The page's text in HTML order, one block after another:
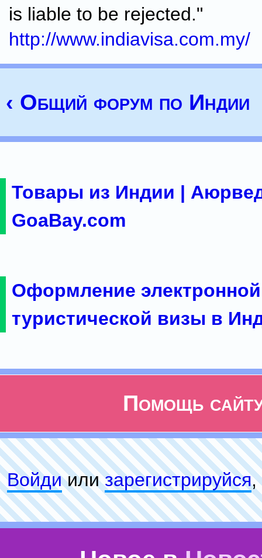
is liable to be rejected."
http://www.indiavisa.com.my/
‹ Общий форум по Индии
Товары из Индии |
GoaBay.com
Оформление электронной
туристической визы в
Помощь
Войдиилизарeгиcтpируйся,